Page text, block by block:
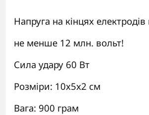
Напруга на кінцях
не менше 12 млн. вольт!
Сила удару 60 Вт
Розміри: 10x5x2 см
Вага: 900 грам